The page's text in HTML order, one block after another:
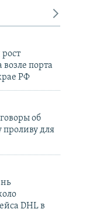
порта
РФ
об
проливу для
DHL в